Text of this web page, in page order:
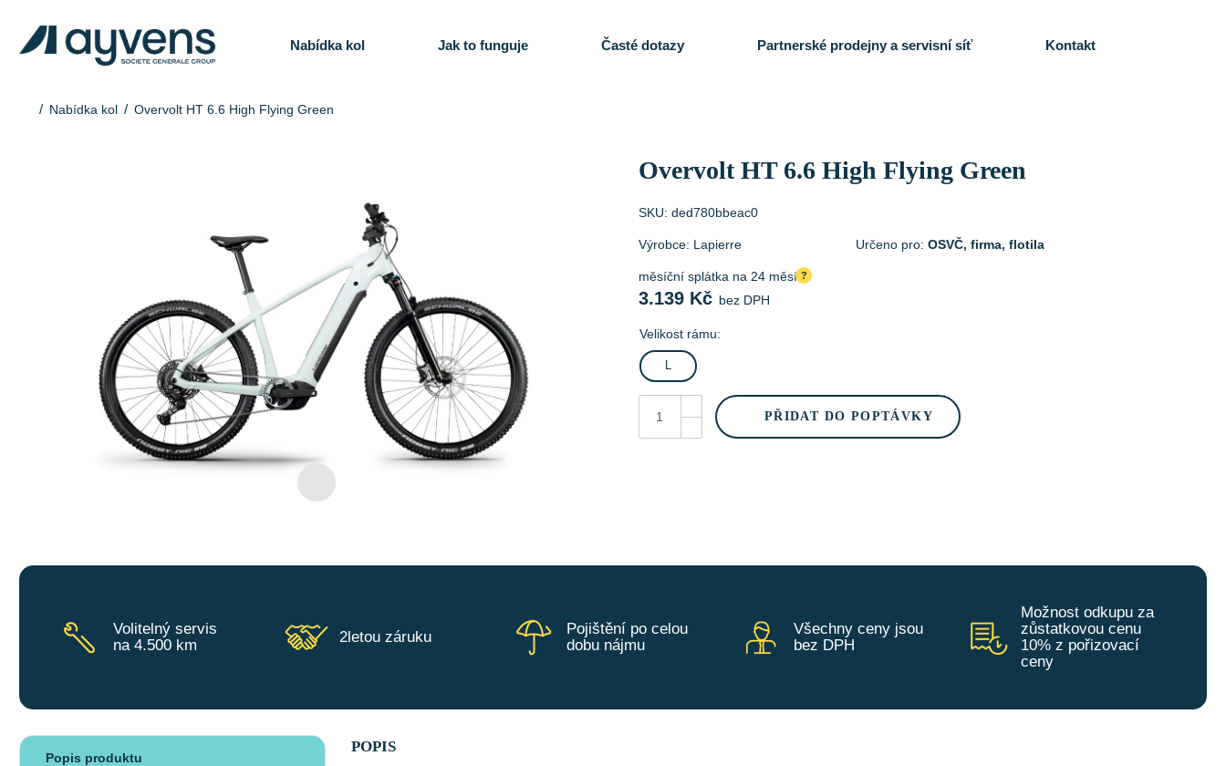
Nabídka kol Jak to funguje Časté dotazy Partnerské prodejny a servisní síť Kontakt
Nabídka kol Overvolt HT 6.6 High Flying Green
Overvolt HT 6.6 High Flying Green
SKU: ded780bbeac0
Výrobce: Lapierre Určeno pro: OSVČ, firma, flotila
?
měsíční splátka na 24 měsíců
3.139 Kč bez DPH
Velikost rámu:
L
Overvolt
PŘIDAT DO POPTÁVKY
Volitelný servis
na 4.500 km
2letou záruku
Pojištění po celou
dobu nájmu
Všechny ceny jsou
bez DPH
Možnost odkupu za
zůstatkovou cenu
10% z pořizovací
ceny
Popis produktu
POPIS